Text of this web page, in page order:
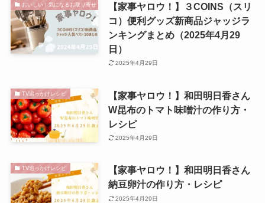
おいしい！気になるお取り寄せ
【家事ヤロウ！】３COINS（スリ
コ）便利グッズ新商品ジャッジラ
ンキングまとめ（2025年4月29
日）
2025年4月29日
TV追っかけレシピ
【家事ヤロウ！】和田明日香さん
W昆布のトマト味噌汁の作り方・
レシピ
2025年4月29日
TV追っかけレシピ
【家事ヤロウ！】和田明日香さん
納豆卵汁の作り方・レシピ
2025年4月29日